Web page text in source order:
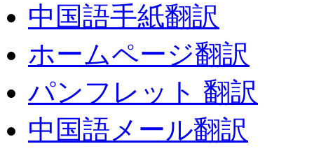
中国語手紙翻訳
ホームページ翻訳
パンフレット 翻訳
中国語メール翻訳